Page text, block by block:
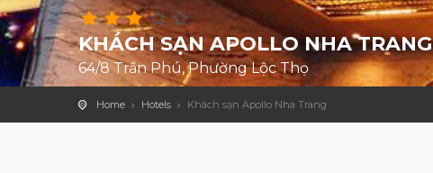
KHÁCH SẠN APOLLO NHA TRANG
64/8 Trần Phú, Phường Lộc Thọ
Home Hotels Khách sạn Apollo Nha Trang